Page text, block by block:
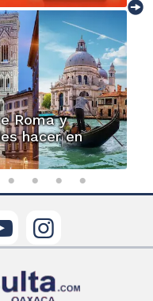
Roma y
hacer en